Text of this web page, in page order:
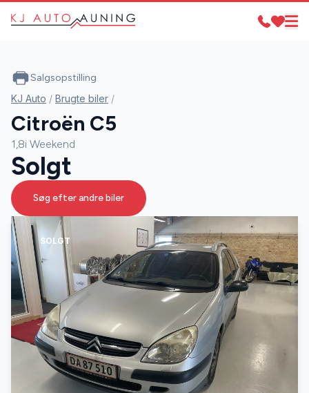
SOLGT
Salgsopstilling
KJ Auto / Brugte biler /
Citroën C5
1,8i Weekend
Solgt
Søg efter andre biler